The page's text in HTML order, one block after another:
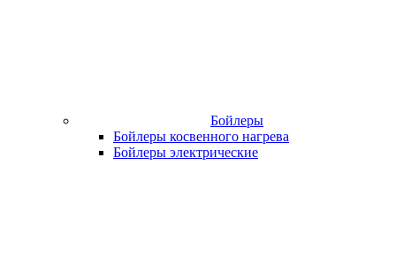
Бойлеры
Бойлеры косвенного нагрева
Бойлеры электрические